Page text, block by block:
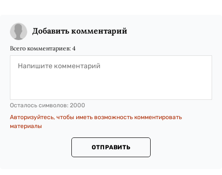
Добавить комментарий
Всего комментариев: 4
Осталось символов: 2000
Авторизуйтесь, чтобы иметь возможность комментировать
материалы
ОТПРАВИТЬ